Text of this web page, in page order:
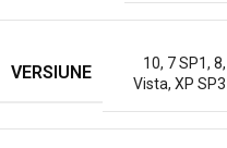
VERSIUNE 10, 7 SP1, 8,
Vista, XP SP3